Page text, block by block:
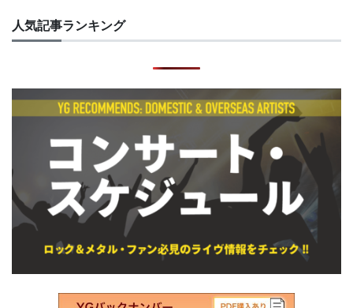
人気記事ランキング